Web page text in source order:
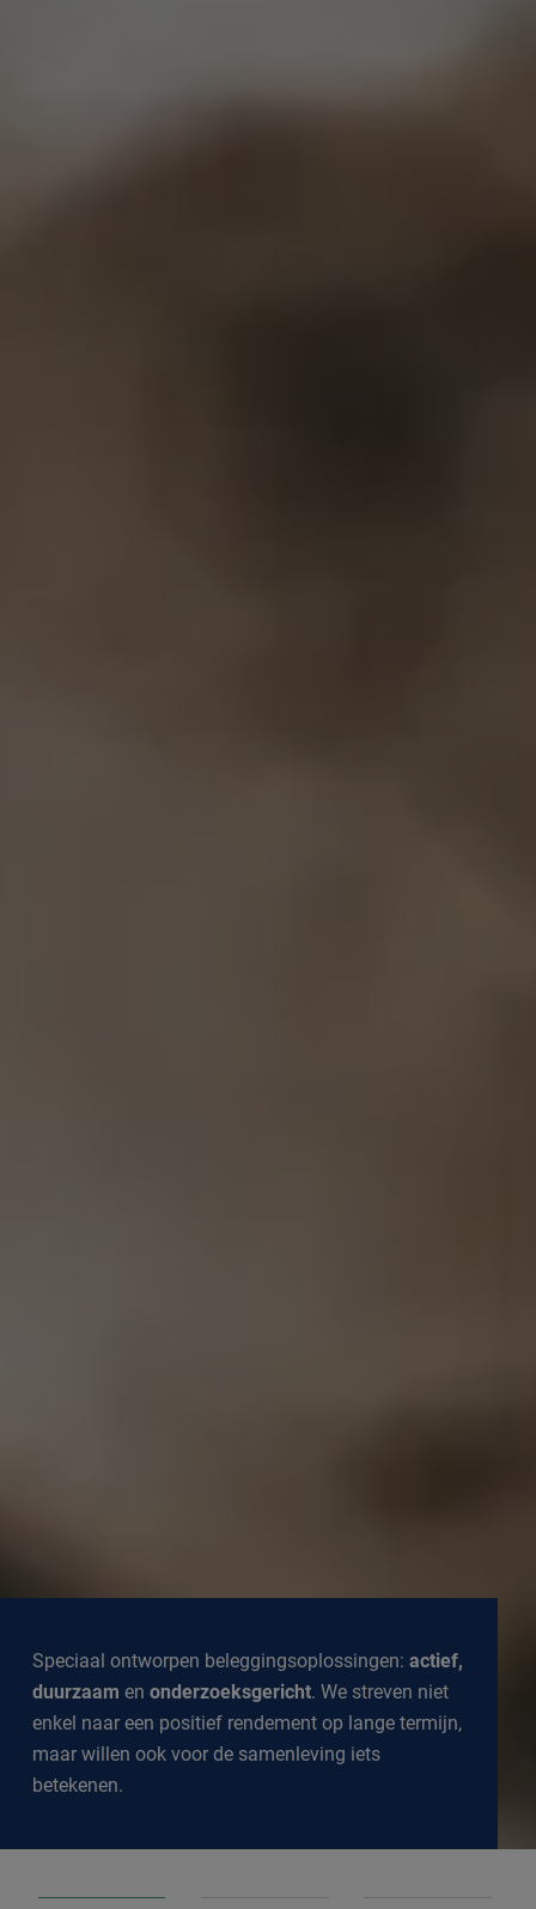
Speciaal ontworpen beleggingsoplossingen: actief,
duurzaam en onderzoeksgericht. We streven niet
enkel naar een positief rendement op lange termijn,
maar willen ook voor de samenleving iets
betekenen.